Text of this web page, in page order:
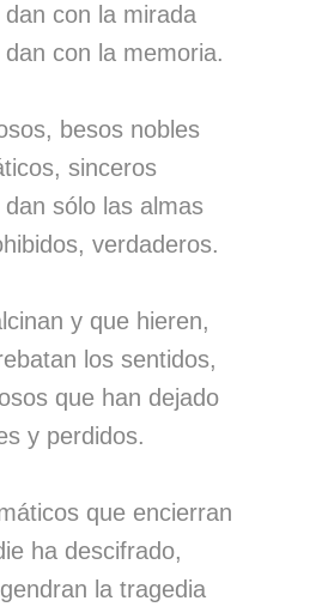
con la mirada
con la memoria.
besos nobles
sinceros
sólo las almas
verdaderos.
y que hieren,
los sentidos,
que han dejado
y perdidos.
que encierran
ha descifrado,
la tragedia